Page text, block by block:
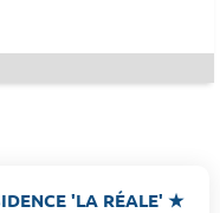
'LA RÉALE' ★